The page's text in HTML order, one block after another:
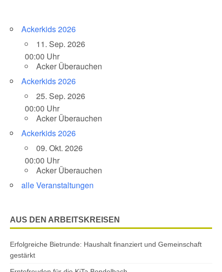
Ackerkids 2026
11. Sep. 2026
00:00 Uhr
Acker Überauchen
Ackerkids 2026
25. Sep. 2026
00:00 Uhr
Acker Überauchen
Ackerkids 2026
09. Okt. 2026
00:00 Uhr
Acker Überauchen
alle Veranstaltungen
AUS DEN ARBEITSKREISEN
Erfolgreiche Bietrunde: Haushalt finanziert und Gemeinschaft
gestärkt